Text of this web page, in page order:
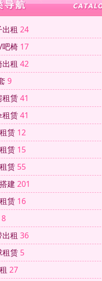
租 24
吧椅 17
租 42
9
租赁41
租赁41
赁 12
赁 15
赁 55
建 201
赁 16
8
租 36
租赁 5
27